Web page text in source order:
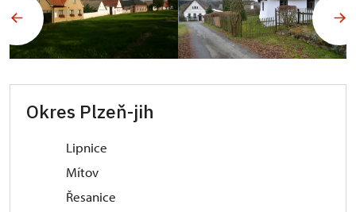
Okres Plzeň-jih
Lipnice
Mítov
Řesanice